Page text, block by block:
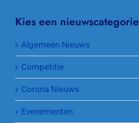
Kies een nieuwscategorie
Algemeen Nieuws
Competitie
Corona Nieuws
Evenementen